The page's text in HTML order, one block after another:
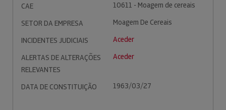
CAE
10611 - Moagem de cereais
SETOR DA EMPRESA
Moagem De Cereais
INCIDENTES JUDICIAIS
Aceder
ALERTAS DE ALTERAÇÕES
RELEVANTES
Aceder
DATA DE CONSTITUIÇÃO 1963/03/27